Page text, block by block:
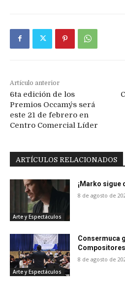
Artículo anterior
6ta edición de los
Premios Occamy´s será
este 21 de febrero en
Centro Comercial Líder
ARTÍCULOS RELACIONADOS
Arte y Espectáculos
¡Marko sigue
8 de agosto de
Arte y Espectáculos
Consermuca
Compositores
8 de agosto de